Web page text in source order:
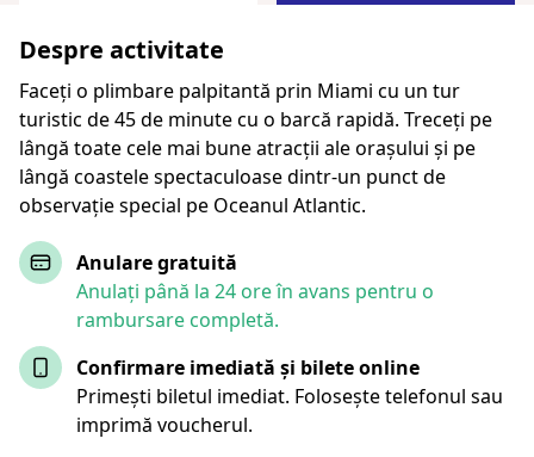
Despre activitate
Faceți o plimbare palpitantă prin Miami cu un tur
turistic de 45 de minute cu o barcă rapidă. Treceți pe
lângă toate cele mai bune atracții ale orașului și pe
lângă coastele spectaculoase dintr-un punct de
observație special pe Oceanul Atlantic.
Anulare gratuită
Anulați până la 24 ore în avans pentru o
rambursare completă.
Confirmare imediată și bilete online
Primești biletul imediat. Folosește telefonul sau
imprimă voucherul.